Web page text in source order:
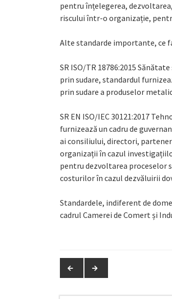
pentru înțelegerea,
riscului într-o organizație,
Alte standarde importante, ce
SR ISO/TR 18786:2015
prin sudare, standardul
prin sudare a produselor
SR EN ISO/IEC 30121:2017
furnizează un cadru de
ai consiliului, directori,
organizații în cazul
pentru dezvoltarea proceselor
costurilor în cazul dezvăluirii
Standardele, indiferent de
cadrul Camerei de Comert și